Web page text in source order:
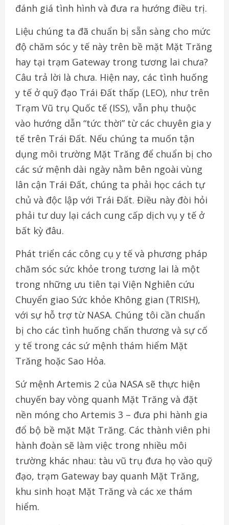
đánh giá tình hình và đưa ra hướng điều trị.
Liệu chúng ta đã chuẩn bị sẵn sàng cho mức
độ chăm sóc y tế này trên bề mặt Mặt Trăng
hay tại trạm Gateway trong tương lai chưa?
Câu trả lời là chưa. Hiện nay, các tình huống
y tế ở quỹ đạo Trái Đất thấp (LEO), như trên
Trạm Vũ trụ Quốc tế (ISS), vẫn phụ thuộc
vào hướng dẫn “tức thời” từ các chuyên gia y
tế trên Trái Đất. Nếu chúng ta muốn tận
dụng môi trường Mặt Trăng để chuẩn bị cho
các sứ mệnh dài ngày nằm bên ngoài vùng
lân cận Trái Đất, chúng ta phải học cách tự
chủ và độc lập với Trái Đất. Điều này đòi hỏi
phải tư duy lại cách cung cấp dịch vụ y tế ở
bất kỳ đâu.
Phát triển các công cụ y tế và phương pháp
chăm sóc sức khỏe trong tương lai là một
trong những ưu tiên tại Viện Nghiên cứu
Chuyển giao Sức khỏe Không gian (TRISH),
với sự hỗ trợ từ NASA. Chúng tôi cần chuẩn
bị cho các tình huống chấn thương và sự cố
y tế trong các sứ mệnh thám hiểm Mặt
Trăng hoặc Sao Hỏa.
Sứ mệnh Artemis 2 của NASA sẽ thực hiện
chuyến bay vòng quanh Mặt Trăng và đặt
nền móng cho Artemis 3 – đưa phi hành gia
đổ bộ bề mặt Mặt Trăng. Các thành viên phi
hành đoàn sẽ làm việc trong nhiều môi
trường khác nhau: tàu vũ trụ đưa họ vào quỹ
đạo, trạm Gateway bay quanh Mặt Trăng,
khu sinh hoạt Mặt Trăng và các xe thám
hiểm.